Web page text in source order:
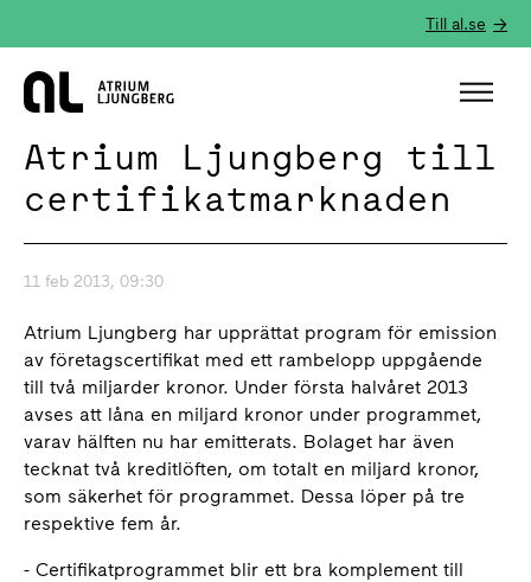
Till al.se
Hem
Atrium Ljungberg till
certifikatmarknaden
11 feb 2013, 09:30
Atrium Ljungberg har upprättat program för emission
av företagscertifikat med ett rambelopp uppgående
till två miljarder kronor. Under första halvåret 2013
avses att låna en miljard kronor under programmet,
varav hälften nu har emitterats. Bolaget har även
tecknat två kreditlöften, om totalt en miljard kronor,
som säkerhet för programmet. Dessa löper på tre
respektive fem år.
- Certifikatprogrammet blir ett bra komplement till